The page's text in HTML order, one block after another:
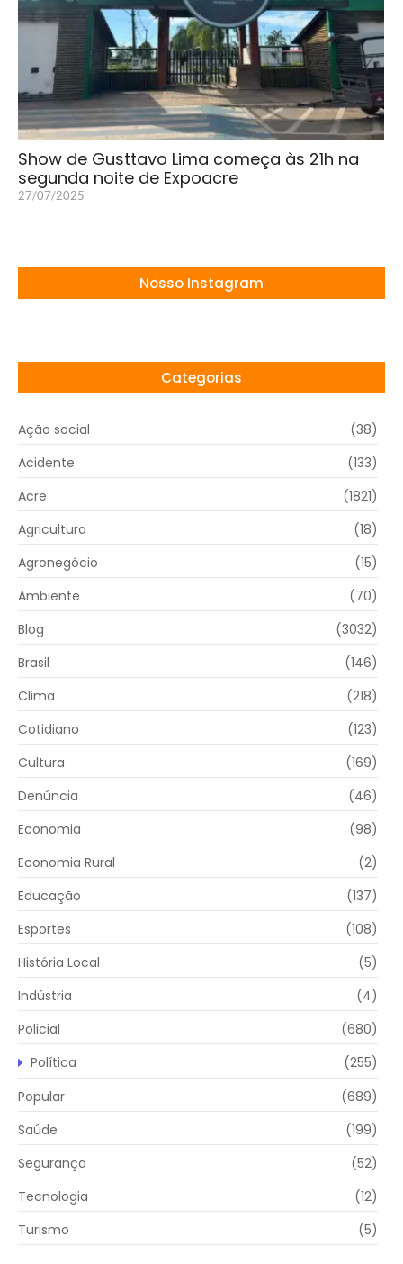
Show de Gusttavo Lima começa às 21h na
segunda noite de Expoacre
27/07/2025
Nosso Instagram
Categorias
Ação social
(38)
Acidente
(133)
Acre
(1821)
Agricultura
(18)
Agronegócio
(15)
Ambiente
(70)
Blog
(3032)
Brasil
(146)
Clima
(218)
Cotidiano
(123)
Cultura
(169)
Denúncia
(46)
Economia
(98)
Economia Rural
(2)
Educação
(137)
Esportes
(108)
História Local
(5)
Indústria
(4)
Policial
(680)
Política
(255)
Popular
(689)
Saúde
(199)
Segurança
(52)
Tecnologia
(12)
Turismo
(5)